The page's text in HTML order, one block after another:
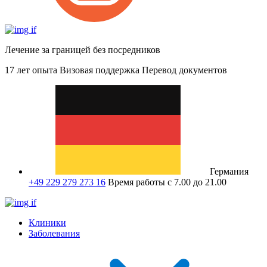
Лечение за границей без посредников
17 лет опыта Визовая поддержка Перевод документов
Германия
+49 229 279 273 16 Время работы с 7.00 до 21.00
Клиники
Заболевания